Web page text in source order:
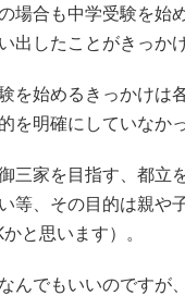
場合も中学受験を始
出したことがきっか
を始めるきっかけは
を明確にしていなか
三家を目指す、都立
等、その目的は親や
と思います）。
んでもいいのですが